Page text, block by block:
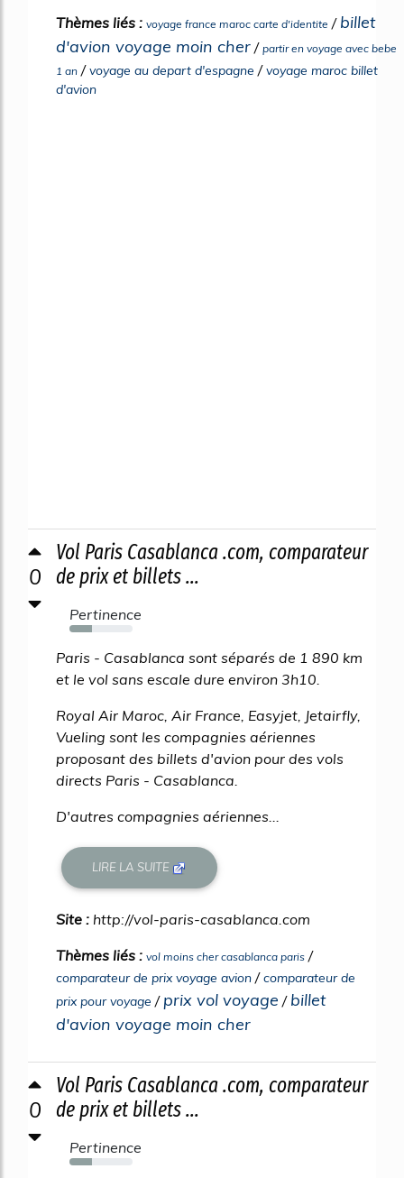
Thèmes liés : voyage france maroc carte d'identite / billet
d'avion voyage moin cher / partir en voyage avec bebe
1 an /voyage au depart d'espagne /voyage maroc billet
d'avion
0
Vol Paris Casablanca .com, comparateur
de prix et billets ...
Pertinence
35%
Paris - Casablanca sont séparés de 1 890 km
et le vol sans escale dure environ 3h10.
Royal Air Maroc, Air France, Easyjet, Jetairfly,
Vueling sont les compagnies aériennes
proposant des billets d'avion pour des vols
directs Paris - Casablanca.
D'autres compagnies aériennes...
LIRE LA SUITE
Site : http://vol-paris-casablanca.com
Thèmes liés : vol moins cher casablanca paris /
comparateur de prix voyage avion /comparateur de
prix pour voyage / prix vol voyage / billet
d'avion voyage moin cher
0
Vol Paris Casablanca .com, comparateur
de prix et billets ...
Pertinence
35%